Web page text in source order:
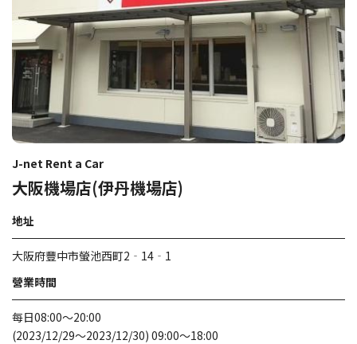
J-net Rent a Car
大阪機場店(伊丹機場店)
地址
大阪府豐中市螢池西町2‐14‐1
營業時間
每日08:00～20:00
(2023/12/29～2023/12/30) 09:00～18:00